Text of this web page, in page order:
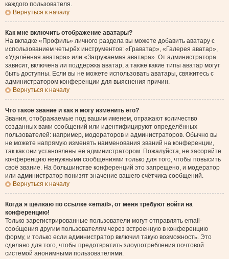
каждого пользователя.
Вернуться к началу
Как мне включить отображение аватары?
На вкладке «Профиль» личного раздела вы можете добавить аватару с
использованием четырёх инструментов: «Граватар», «Галерея аватар»,
«Удалённая аватара» или «Загружаемая аватара». От администратора
зависит, включена ли поддержка аватар, а также какие типы аватар могут
быть доступны. Если вы не можете использовать аватары, свяжитесь с
администратором конференции для выяснения причин.
Вернуться к началу
Что такое звание и как я могу изменить его?
Звания, отображаемые под вашим именем, отражают количество
созданных вами сообщений или идентифицируют определённых
пользователей: например, модераторов и администраторов. Обычно вы
не можете напрямую изменять наименования званий на конференции,
так как они установлены её администратором. Пожалуйста, не засоряйте
конференцию ненужными сообщениями только для того, чтобы повысить
своё звание. На большинстве конференций это запрещено, и модератор
или администратор понизят значение вашего счётчика сообщений.
Вернуться к началу
Когда я щёлкаю по ссылке «email», от меня требуют войти на
конференцию!
Только зарегистрированные пользователи могут отправлять email-
сообщения другим пользователям через встроенную в конференцию
форму, и только если администратор включил такую возможность. Это
сделано для того, чтобы предотвратить злоупотребления почтовой
системой анонимными пользователями.